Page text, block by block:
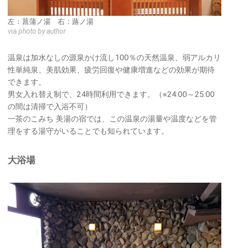
左：菖蒲ノ湯 右：蕗ノ湯
via photo by author
温泉は加水なしの源泉かけ流し100％の天然温泉、弱アルカリ
性単純泉、美肌効果、疲労回復や健康増進などの効果が期待
できます。
男女入れ替え制で、24時間利用できます。（※24:00～25:00
の間は清掃で入浴不可）
一茶のこみち 美湯の宿では、この温泉の湯量や温度などを管
理をする湯守がいることでも知られています。
大浴場